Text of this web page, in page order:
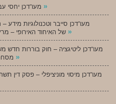
»
מעו”דכן סייבר וטכנולוגיות מידע
»
מעו”דכן ליטיגציה – חוק בוררות חדש
»
מעו”דכן מיסוי מוניציפלי – פסק דין